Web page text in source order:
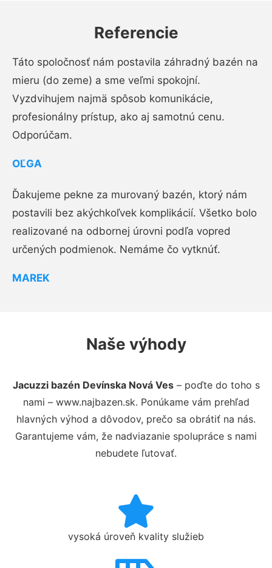
Referencie
Táto spoločnosť nám postavila záhradný bazén na
mieru (do zeme) a sme veľmi spokojní.
Vyzdvihujem najmä spôsob komunikácie,
profesionálny prístup, ako aj samotnú cenu.
Odporúčam.
OĽGA
Ďakujeme pekne za murovaný bazén, ktorý nám
postavili bez akýchkoľvek komplikácií. Všetko bolo
realizované na odbornej úrovni podľa vopred
určených podmienok. Nemáme čo vytknúť.
MAREK
Naše výhody
Jacuzzi bazén Devínska Nová Ves– poďte do toho s
nami – www.najbazen.sk. Ponúkame vám prehľad
hlavných výhod a dôvodov, prečo sa obrátiť na nás.
Garantujeme vám, že nadviazanie spolupráce s nami
nebudete ľutovať.
vysoká úroveň kvality služieb